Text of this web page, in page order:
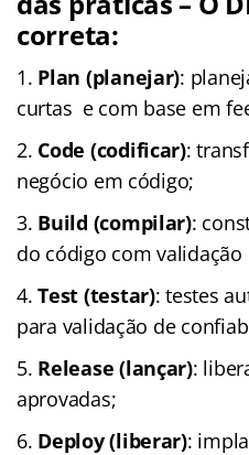
correta:
Plan (planejar):
curtas e com base em
Code (codificar):
negócio em código;
Build (compilar):
do código com validação
Test (testar): testes
para validação de
Release (lançar):
aprovadas;
Deploy (liberar):